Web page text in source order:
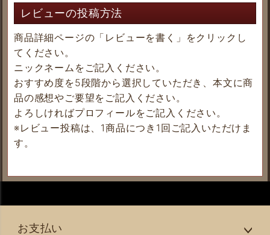
レビューの投稿方法
商品詳細ページの「レビューを書く」をクリックし
てください。
ニックネームをご記入ください。
おすすめ度を5段階から選択していただき、本文に商
品の感想やご要望をご記入ください。
よろしければプロフィールをご記入ください。
※レビュー投稿は、1商品につき1回ご記入いただけま
す。
お支払い